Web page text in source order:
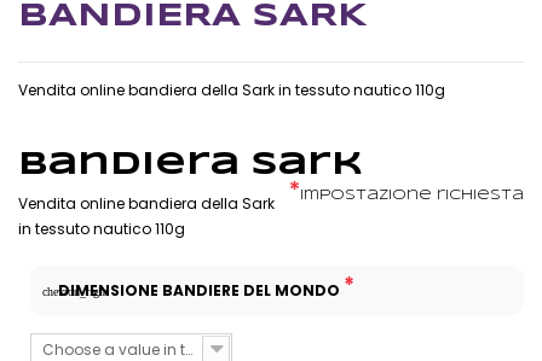
BANDIERA SARK
Vendita online bandiera della Sark in tessuto nautico 110g
Bandiera Sark
* Impostazione richiesta
Vendita online bandiera della Sark
in tessuto nautico 110g
chevron_right
DIMENSIONE BANDIERE DEL MONDO *
Choose a value in the list